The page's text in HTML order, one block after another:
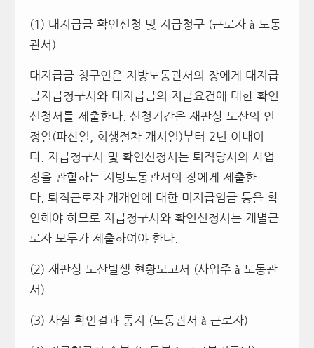
(1) 대지급금 확인신청 및 지급청구 (근로자 à 노동
관서)
대지급금 청구인은 지방노동관서의 장에게 대지급
금지급청구서와 대지급금의 지급요건에 대한 확인
신청서를 제출한다. 신청기간은 재판상 도산의 인
정일(파산일, 회생절차 개시일)부터 2년 이내이
다. 지급청구서 및 확인신청서는 퇴직당시의 사업
장을 관할하는 지방노동관서의 장에게 제출한
다. 퇴직근로자 개개인에 대한 미지급임금 등을 확
인해야 하므로 지급청구서와 확인신청서는 개별근
로자 모두가 제출하여야 한다.
(2) 재판상 도산발생 현황보고서 (사업주 à 노동관
서)
(3) 사실 확인결과 통지 (노동관서 à 근로자)